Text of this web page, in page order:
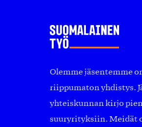
Olemme jäsentemme
riippumaton yhdistys.
yhteiskunnan kirjo
suuryrityksiin. Meidät